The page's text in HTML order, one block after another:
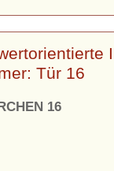
Tür 16
16